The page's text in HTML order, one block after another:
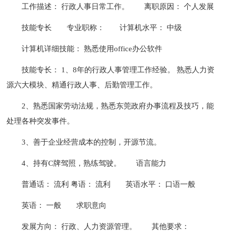
工作描述： 行政人事日常工作。 离职原因： 个人发展
技能专长 专业职称： 计算机水平： 中级
计算机详细技能： 熟悉使用office办公软件
技能专长： 1、8年的行政人事管理工作经验。 熟悉人力资
源六大模块、精通行政人事、后勤管理工作。
2、熟悉国家劳动法规，熟悉东莞政府办事流程及技巧，能
处理各种突发事件。
3、善于企业经营成本的控制，开源节流。
4、持有C牌驾照，熟练驾驶。 语言能力
普通话： 流利 粤语： 流利 英语水平： 口语一般
英语： 一般 求职意向
发展方向： 行政、人力资源管理。 其他要求：